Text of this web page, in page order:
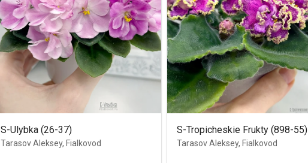
S-Ulybka (26-37)
Tarasov Aleksey, Fialkovod
S-Tropicheskie Frukty (898-55)
Tarasov Aleksey, Fialkovod